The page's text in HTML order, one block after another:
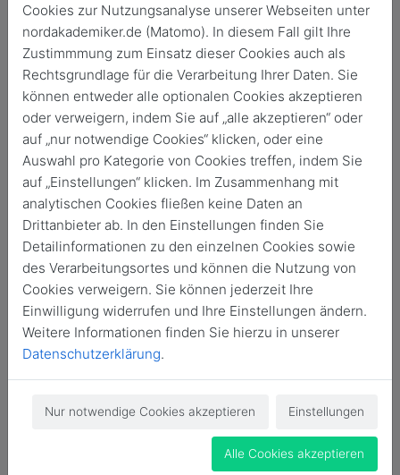
News
Zurück Archivierte News
Alle AlumniOnSite news News
Newsletter Veranstaltungsrückblick
News durchsuchen
Cookies zur Nutzungsanalyse unserer Webseiten unter
nordakademiker.de (Matomo). In diesem Fall gilt Ihre
Zustimmmung zum Einsatz dieser Cookies auch als
Rechtsgrundlage für die Verarbeitung Ihrer Daten. Sie
können entweder alle optionalen Cookies akzeptieren
oder verweigern, indem Sie auf „alle akzeptieren“ oder
auf „nur notwendige Cookies“ klicken, oder eine
Auswahl pro Kategorie von Cookies treffen, indem Sie
auf „Einstellungen“ klicken. Im Zusammenhang mit
analytischen Cookies fließen keine Daten an
Drittanbieter ab. In den Einstellungen finden Sie
Detailinformationen zu den einzelnen Cookies sowie
des Verarbeitungsortes und können die Nutzung von
Cookies verweigern. Sie können jederzeit Ihre
Einwilligung widerrufen und Ihre Einstellungen ändern.
Weitere Informationen finden Sie hierzu in unserer
Datenschutzerklärung.
Nur notwendige Cookies akzeptieren Einstellungen
Alle Cookies akzeptieren